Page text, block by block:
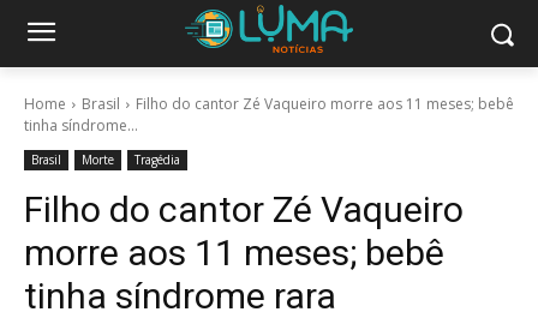
Home Brasil
Filho do cantor Zé Vaqueiro morre aos 11 meses; bebê
tinha síndrome...
Brasil Morte Tragédia
Filho do cantor Zé Vaqueiro
morre aos 11 meses; bebê
tinha síndrome rara